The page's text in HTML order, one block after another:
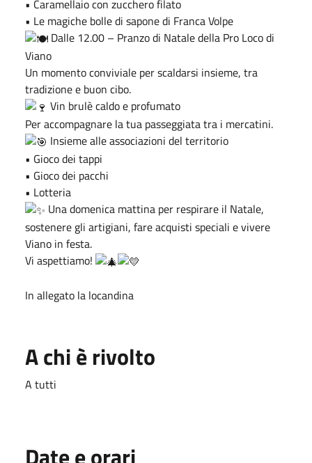
•⁠ ⁠Caramellaio con zucchero filato
•⁠ ⁠Le magiche bolle di sapone di Franca Volpe
Dalle 12.00 – Pranzo di Natale della Pro Loco di
Viano
Un momento conviviale per scaldarsi insieme, tra
tradizione e buon cibo.
Vin brulè caldo e profumato
Per accompagnare la tua passeggiata tra i mercatini.
Insieme alle associazioni del territorio
•⁠ ⁠Gioco dei tappi
•⁠ ⁠Gioco dei pacchi
•⁠ ⁠Lotteria
Una domenica mattina per respirare il Natale,
sostenere gli artigiani, fare acquisti speciali e vivere
Viano in festa.
Vi aspettiamo!
In allegato la locandina
A chi è rivolto
A tutti